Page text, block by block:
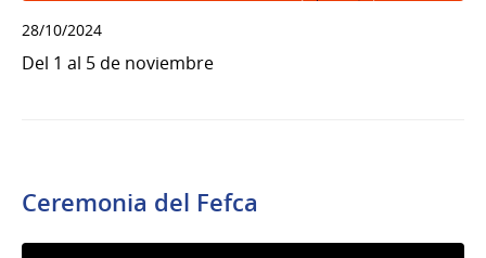
28/10/2024
Del 1 al 5 de noviembre
Ceremonia del Fefca